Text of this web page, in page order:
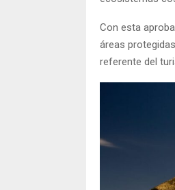
Con esta
áreas
referente del